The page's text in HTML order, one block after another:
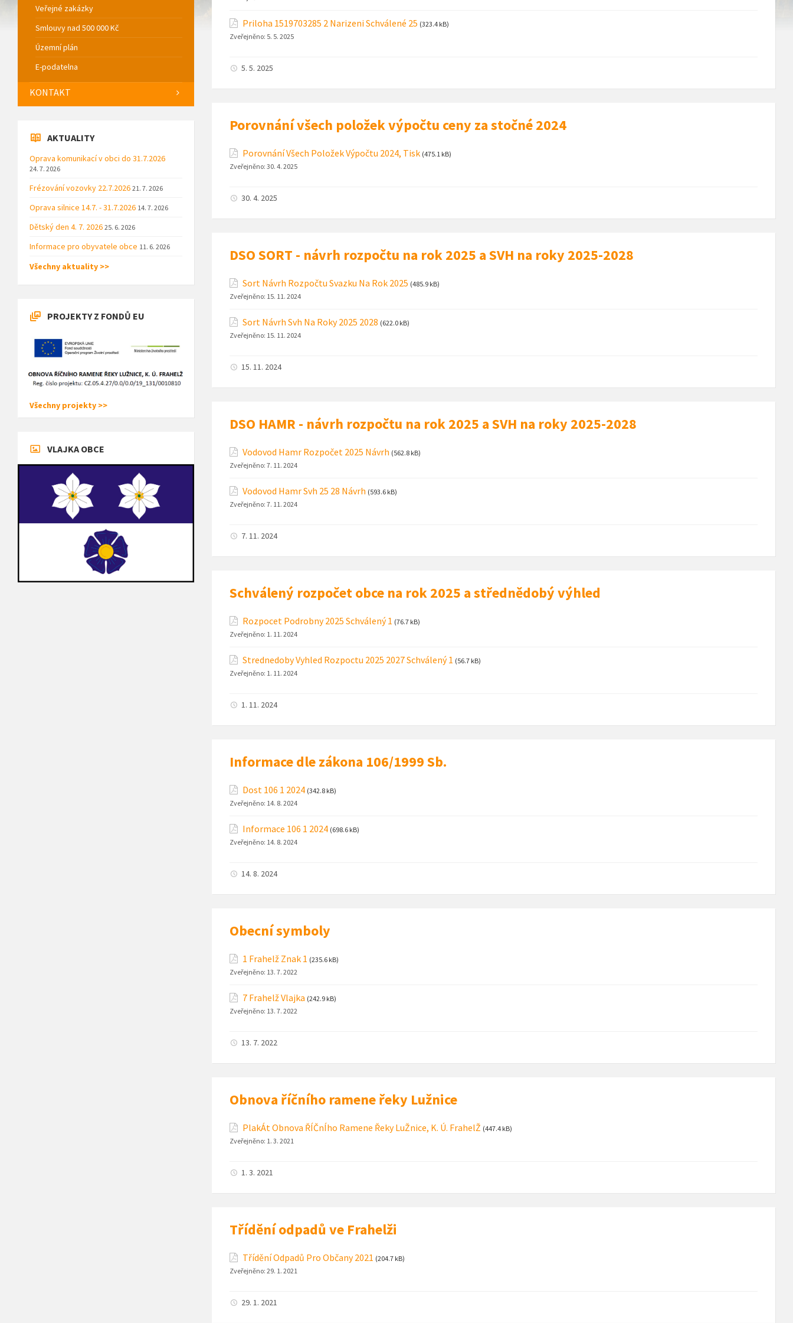
Priloha 1519703285 2 Narizeni Schválené 25 (323.4 kB)
Zveřejněno: 5. 5. 2025
5. 5. 2025
Porovnání všech položek výpočtu ceny za stočné 2024
Porovnání Všech Položek Výpočtu 2024, Tisk (475.1 kB)
Zveřejněno: 30. 4. 2025
30. 4. 2025
DSO SORT - návrh rozpočtu na rok 2025 a SVH na roky 2025-2028
Sort Návrh Rozpočtu Svazku Na Rok 2025 (485.9 kB)
Zveřejněno: 15. 11. 2024
Sort Návrh Svh Na Roky 2025 2028 (622.0 kB)
Zveřejněno: 15. 11. 2024
15. 11. 2024
DSO HAMR - návrh rozpočtu na rok 2025 a SVH na roky 2025-2028
Vodovod Hamr Rozpočet 2025 Návrh (562.8 kB)
Zveřejněno: 7. 11. 2024
Vodovod Hamr Svh 25 28 Návrh (593.6 kB)
Zveřejněno: 7. 11. 2024
7. 11. 2024
Schválený rozpočet obce na rok 2025 a střednědobý výhled
Rozpocet Podrobny 2025 Schválený 1 (76.7 kB)
Zveřejněno: 1. 11. 2024
Strednedoby Vyhled Rozpoctu 2025 2027 Schválený 1 (56.7 kB)
Zveřejněno: 1. 11. 2024
1. 11. 2024
Informace dle zákona 106/1999 Sb.
Dost 106 1 2024 (342.8 kB)
Zveřejněno: 14. 8. 2024
Informace 106 1 2024 (698.6 kB)
Zveřejněno: 14. 8. 2024
14. 8. 2024
Obecní symboly
1 Frahelž Znak 1 (235.6 kB)
Zveřejněno: 13. 7. 2022
7 Frahelž Vlajka (242.9 kB)
Zveřejněno: 13. 7. 2022
13. 7. 2022
Obnova říčního ramene řeky Lužnice
PlakÁt Obnova ŘÍČnÍho Ramene Řeky LuŽnice, K. Ú. FrahelŽ (447.4 kB)
Zveřejněno: 1. 3. 2021
1. 3. 2021
Třídění odpadů ve Frahelži
Třídění Odpadů Pro Občany 2021 (204.7 kB)
Zveřejněno: 29. 1. 2021
29. 1. 2021
Veřejné zakázky
Smlouvy nad 500 000 Kč
Územní plán
E-podatelna
KONTAKT
AKTUALITY
Oprava komunikací v obci do 31.7.2026
24. 7. 2026
Frézování vozovky 22.7.2026 21. 7. 2026
Oprava silnice 14.7. - 31.7.2026 14. 7. 2026
Dětský den 4. 7. 2026 25. 6. 2026
Informace pro obyvatele obce 11. 6. 2026
Všechny aktuality >>
PROJEKTY Z FONDŮ EU
Všechny projekty >>
VLAJKA OBCE